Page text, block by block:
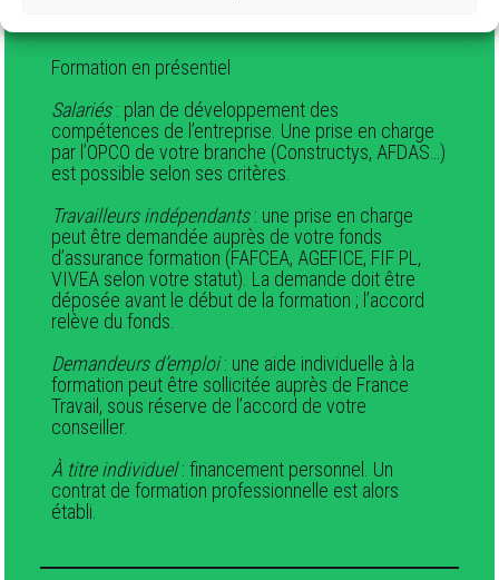
Formation en présentiel
Salariés: plan de développement des
compétences de l’entreprise. Une prise en charge
par l’OPCO de votre branche (Constructys, AFDAS…)
est possible selon ses critères.
Travailleurs indépendants: une prise en charge
peut être demandée auprès de votre fonds
d’assurance formation (FAFCEA, AGEFICE, FIF PL,
VIVEA selon votre statut). La demande doit être
déposée avant le début de la formation ; l’accord
relève du fonds.
Demandeurs d’emploi: une aide individuelle à la
formation peut être sollicitée auprès de France
Travail, sous réserve de l’accord de votre
conseiller.
À titre individuel: financement personnel. Un
contrat de formation professionnelle est alors
établi.